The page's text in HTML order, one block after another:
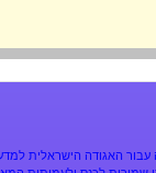
האגודה הישראלית למדע